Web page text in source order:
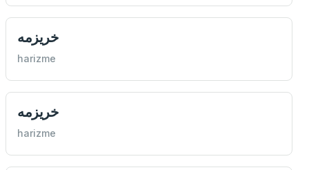
خريزمه
harizme
خريزمه
harizme